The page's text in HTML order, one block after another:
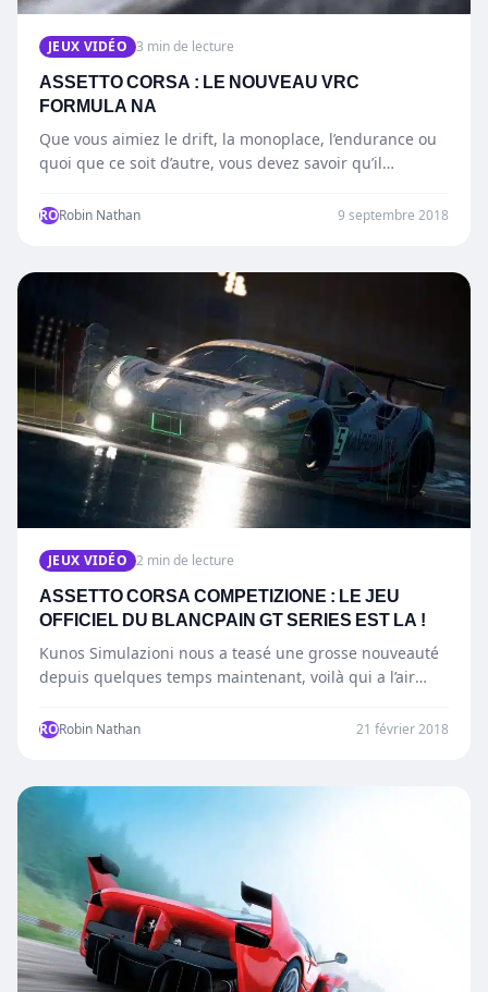
JEUX VIDÉO 3 min de lecture
ASSETTO CORSA : LE NOUVEAU VRC
FORMULA NA
Que vous aimiez le drift, la monoplace, l’endurance ou
quoi que ce soit d’autre, vous devez savoir qu’il…
RORobin Nathan 9 septembre 2018
JEUX VIDÉO 2 min de lecture
ASSETTO CORSA COMPETIZIONE : LE JEU
OFFICIEL DU BLANCPAIN GT SERIES EST LA !
Kunos Simulazioni nous a teasé une grosse nouveauté
depuis quelques temps maintenant, voilà qui a l’air
RORobin Nathan 21 février 2018